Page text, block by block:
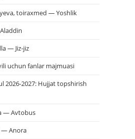
toiraxmed — Yoshlik
— Jiz-jiz
uchun fanlar majmuasi
2026-2027: Hujjat topshirish
— Avtobus
— Anora